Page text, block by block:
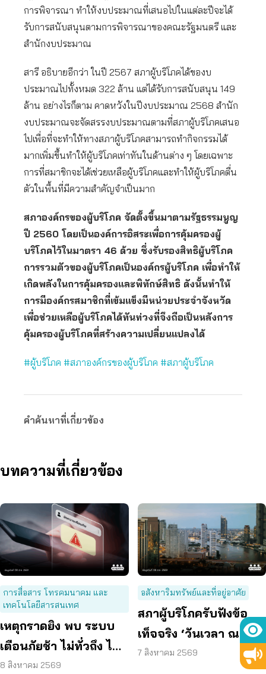
การพิจารณา ทำให้งบประมาณที่เสนอไปในแต่ละปีจะได้
รับการสนับสนุนตามการพิจารณาของคณะรัฐมนตรี และ
สำนักงบประมาณ
สารี อธิบายอีกว่า ในปี 2567 สภาผู้บริโภคได้ของบ
ประมาณไปทั้งหมด 322 ล้าน แต่ได้รับการสนับสนุน 149
ล้าน อย่างไรก็ตาม คาดหวังในปีงบประมาณ 2568 สำนัก
งบประมาณจะจัดสรรงบประมาณตามที่สภาผู้บริโภคเสนอ
ไปเพื่อที่จะทำให้ทางสภาผู้บริโภคสามารถทำกิจกรรมได้
มากเพิ่มขึ้นทำให้ผู้บริโภคเท่าทันในด้านต่าง ๆ โดยเฉพาะ
การที่สมาชิกจะได้เช่วยเหลือผู้บริโภคและทำให้ผู้บริโภคตื่น
ตัวในพื้นที่มีความสำคัญจำเป็นมาก
สภาองค์กรของผู้บริโภค จัดตั้งขึ้นมาตามรัฐธรรมนูญ
ปี 2560 โดยเป็นองค์การอิสระเพื่อการคุ้มครองผู้
บริโภคไว้ในมาตรา 46 ด้วย ซึ่งรับรองสิทธิผู้บริโภค
การรวมตัวของผู้บริโภคเป็นองค์กรผู้บริโภค เพื่อทำให้
เกิดพลังในการคุ้มครองและพิทักษ์สิทธิ ดังนั้นทำให้
การมีองค์กรสมาชิกที่เข้มแข็งมีหน่วยประจำจังหวัด
เพื่อช่วยเหลือผู้บริโภคได้ทันท่วงที่จึงถือเป็นหลังการ
คุ้มครองผู้บริโภคที่สร้างความเปลี่ยนแปลงได้
#ผู้บริโภค #สภาองค์กรของผู้บริโภค #สภาผู้บริโภค
คำค้นหาที่เกี่ยวข้อง
บทความที่เกี่ยวข้อง
การสื่อสาร โทรคมนาคม และ
เทคโนโลยีสารสนเทศ
เหตุกราดยิง พบ ระบบ
เตือนภัยช้า ไม่ทั่วถึง ไม่
ชัดเจน
8 สิงหาคม 2569
อสังหาริมทรัพย์และที่อยู่อาศัย
สภาผู้บริโภครับฟังข้อ
เท็จจริง ‘วันเวลา ณ
เจ้าพระยา’ ยืนยันมีถนน
7 สิงหาคม 2569